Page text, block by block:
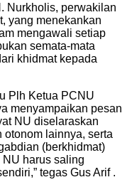
Nurkholis, perwakilan
yang menekankan
mengawali setiap
semata-mata
khidmat kepada
Plh Ketua PCNU
menyampaikan pesan
NU diselaraskan
lainnya, serta
(berkhidmat)
NU harus saling
tegas Gus Arif .